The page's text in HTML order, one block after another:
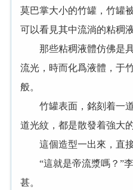
莫巴掌大小的竹罐，竹罐
可以看見其中流淌的粘稠液
那些粘稠液體仿佛是具
流光，時而化爲液體，于
般。
竹罐表面，銘刻着一道
道光紋，都是散發着強大
這個造型一出來，直接
“這就是帝流漿嗎？”李
甚。